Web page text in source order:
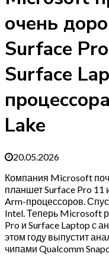
очень
Surface
Surface
Lake
20.05.2026
Компания Microsoft
планшет Surface Pro 11
Arm-процессоров.
Intel. Теперь Microsoft
Pro и Surface Laptop с
этом году выпустит
чипами Qualcomm